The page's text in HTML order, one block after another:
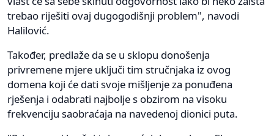
trebao riješiti ovaj dugogodišnji problem", navodi
Halilović.
Također, predlaže da se u sklopu donošenja
privremene mjere uključi tim stručnjaka iz ovog
domena koji će dati svoje mišljenje za ponuđena
rješenja i odabrati najbolje s obzirom na visoku
frekvenciju saobraćaja na navedenoj dionici puta.